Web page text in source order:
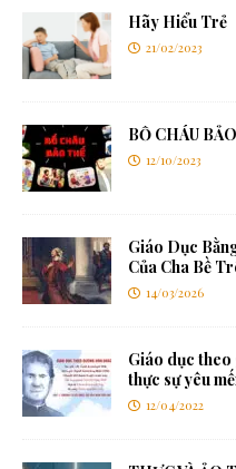
Hãy Hiểu Trẻ
21/02/2023
BỐ CHÁU
12/10/2023
Giáo Dục
Của Cha Bề
14/03/2026
Giáo dục
thực sự yêu
12/04/2022